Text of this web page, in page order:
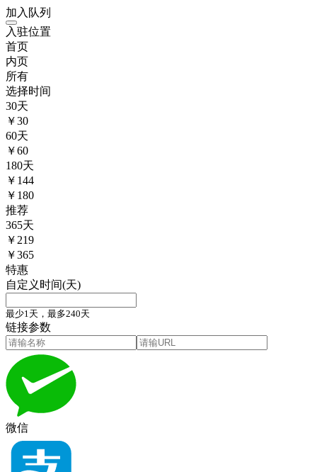
加入队列
入驻位置
首页
内页
所有
选择时间
30天
￥30
60天
￥60
180天
￥ 144
￥180
推荐
365天
￥ 219
￥365
特惠
自定义时间(天)
最少1天，最多240天
链接参数
微信